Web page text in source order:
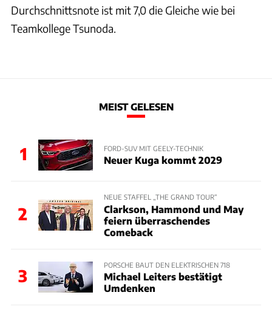
Durchschnittsnote ist mit 7,0 die Gleiche wie bei
Teamkollege Tsunoda.
MEIST GELESEN
1 FORD-SUV MIT GEELY-TECHNIK
Neuer Kuga kommt 2029
2
NEUE STAFFEL „THE GRAND TOUR“
Clarkson, Hammond und May
feiern überraschendes
Comeback
3
PORSCHE BAUT DEN ELEKTRISCHEN 718
Michael Leiters bestätigt
Umdenken